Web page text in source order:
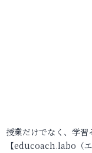
授業だけでなく、学
【educoach.labo（